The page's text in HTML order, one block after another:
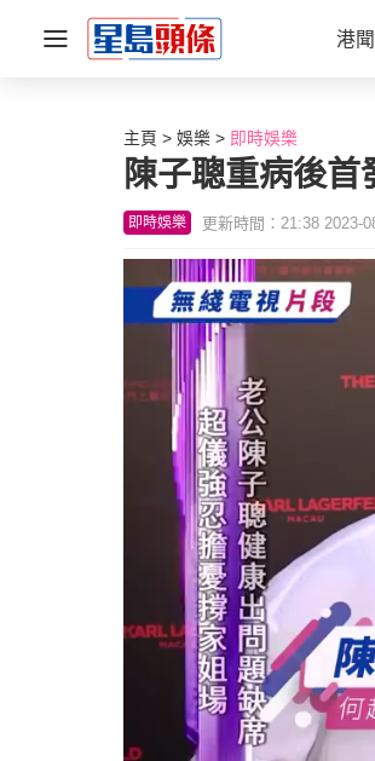
港聞
主頁 娛樂 即時娛樂
陳子聰重病後
即時娛樂 更新時間：21:38 2023-